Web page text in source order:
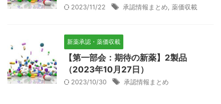
2023/11/22 承認情報まとめ 薬価収載
新薬承認・薬価収載
【第一部会：期待の新薬】2製品
（2023年10月27日）
2023/10/30 承認情報まとめ